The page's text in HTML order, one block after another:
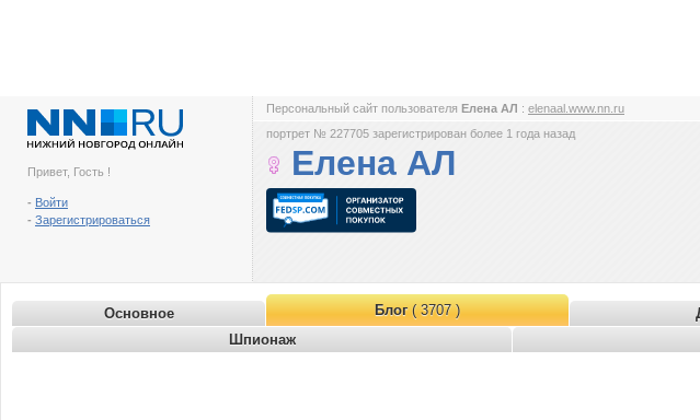
Привет, Гость !
- Войти
- Зарегистрироваться
Персональный сайт пользователя Елена АЛ : elenaal.www.nn.ru
портрет № 227705 зарегистрирован более 1 года назад
Елена АЛ
Основное Блог( 3707 )
Шпионаж